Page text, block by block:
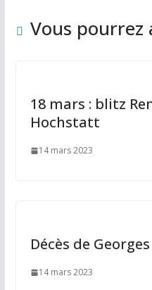
k
Vous pourrez
18 mars : blitz
Hochstatt
14 mars 2023
Décès de
14 mars 2023